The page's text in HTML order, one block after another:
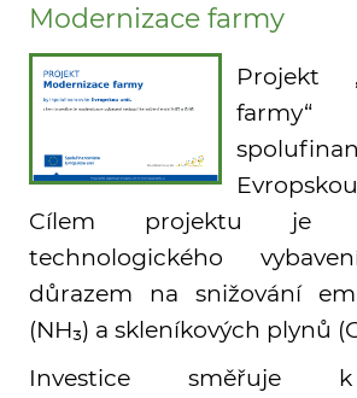
Modernizace farmy
Projekt
Cílem projektu je
technologického
důrazem na snižování
(NH₃) a skleníkových plynů
Investice směřuje